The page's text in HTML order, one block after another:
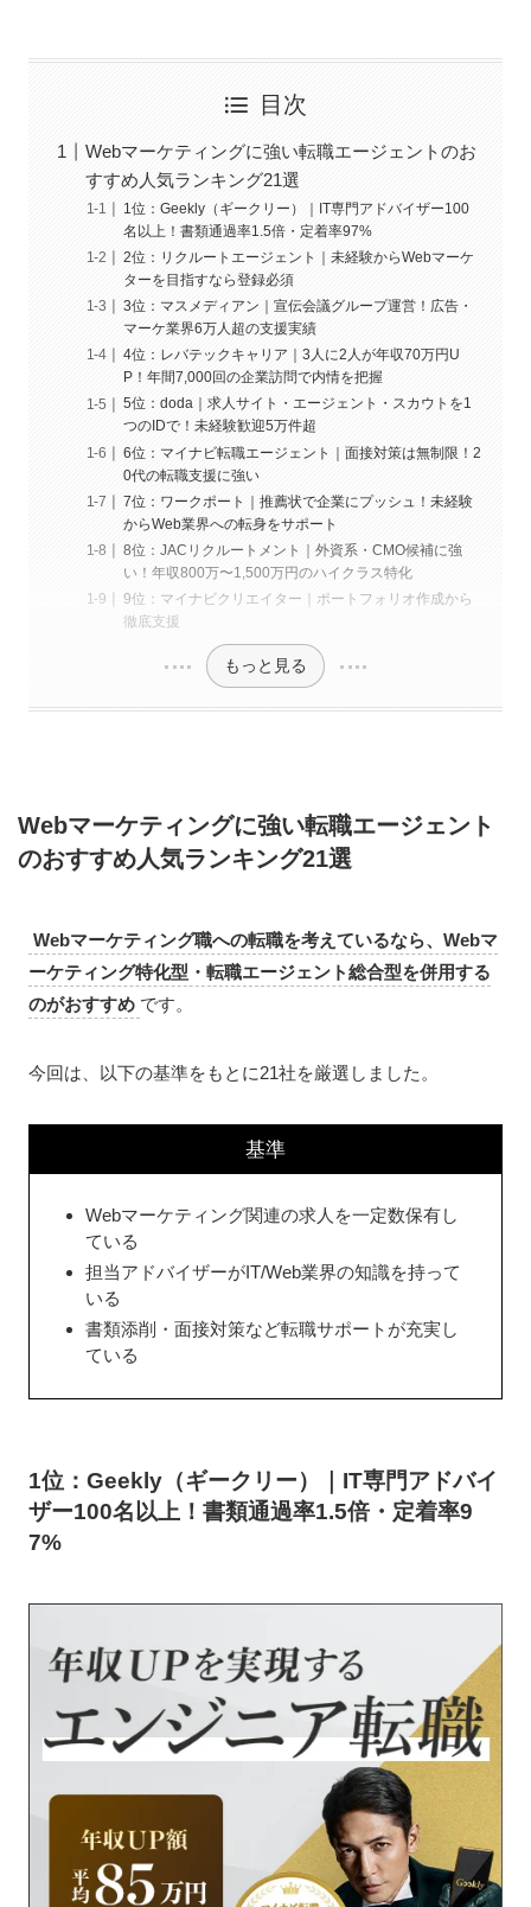
目次
Webマーケティングに強い転職エージェントのお
すすめ人気ランキング21選
1位：Geekly（ギークリー）｜IT専門アドバイザー100
名以上！書類通過率1.5倍・定着率97%
2位：リクルートエージェント｜未経験からWebマーケ
ターを目指すなら登録必須
3位：マスメディアン｜宣伝会議グループ運営！広告・
マーケ業界6万人超の支援実績
4位：レバテックキャリア｜3人に2人が年収70万円U
P！年間7,000回の企業訪問で内情を把握
5位：doda｜求人サイト・エージェント・スカウトを1
つのIDで！未経験歓迎5万件超
6位：マイナビ転職エージェント｜面接対策は無制限！2
0代の転職支援に強い
7位：ワークポート｜推薦状で企業にプッシュ！未経験
からWeb業界への転身をサポート
8位：JACリクルートメント｜外資系・CMO候補に強
い！年収800万〜1,500万円のハイクラス特化
9位：マイナビクリエイター｜ポートフォリオ作成から
徹底支援
もっと見る
Webマーケティングに強い転職エージェント
のおすすめ人気ランキング21選
Webマーケティング職への転職を考えているなら、Webマ
ーケティング特化型・転職エージェント総合型を併用する
のがおすすめ です。
今回は、以下の基準をもとに21社を厳選しました。
基準
Webマーケティング関連の求人を一定数保有し
ている
担当アドバイザーがIT/Web業界の知識を持って
いる
書類添削・面接対策など転職サポートが充実し
ている
1位：Geekly（ギークリー）｜IT専門アドバイ
ザー100名以上！書類通過率1.5倍・定着率9
7%